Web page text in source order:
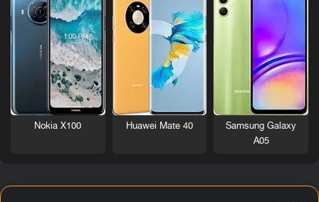
Samsung Galaxy
A05
Huawei Mate 40
Nokia X100